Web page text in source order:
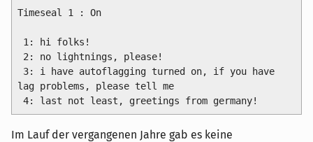
Timeseal 1 : On
lag problems, please tell me
4: last not least, greetings from germany!
Im Lauf der vergangenen Jahre gab es keine